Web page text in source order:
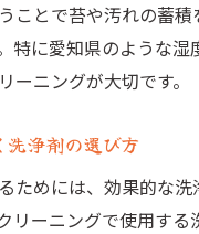
ことで苔や汚れの蓄積
特に愛知県のような湿
ーニングが大切です。
浄剤の選び方
ためには、効果的な洗
リーニングで使用する